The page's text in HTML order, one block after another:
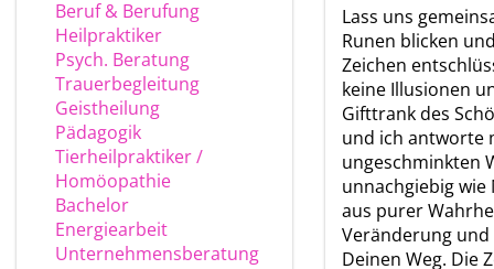
Beruf & Berufung
Heilpraktiker
Psych. Beratung
Trauerbegleitung
Geistheilung
Pädagogik
Tierheilpraktiker /
Homöopathie
Bachelor
Energiearbeit
Unternehmensberatung
Lass uns
Runen blicken
Zeichen
keine Illusionen
Gifttrank des
und ich antworte
ungeschminkten
unnachgiebig wie
aus purer
Veränderung
Deinen Weg. Die